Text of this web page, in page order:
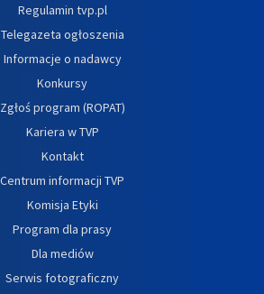
Regulamin tvp.pl
Telegazeta ogłoszenia
Informacje o nadawcy
Konkursy
Zgłoś program (ROPAT)
Kariera w TVP
Kontakt
Centrum informacji TVP
Komisja Etyki
Program dla prasy
Dla mediów
Serwis fotograficzny